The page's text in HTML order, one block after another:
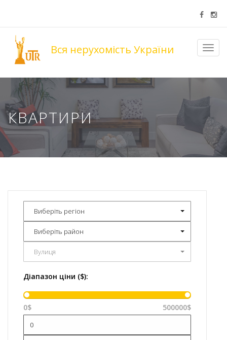
Вся нерухомість України
КВАРТИРИ
Виберіть регіон
Виберіть район
Вулиця
Діапазон ціни ($):
0$ 500000$